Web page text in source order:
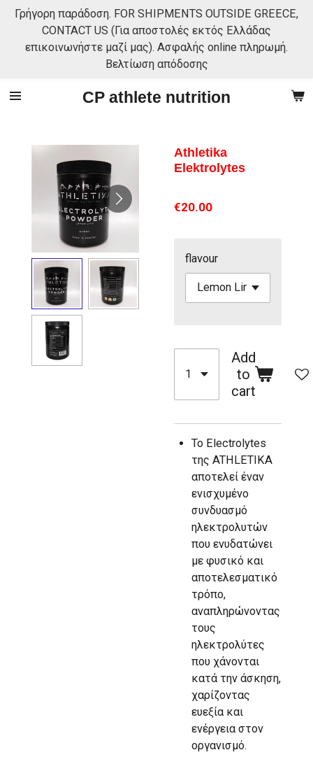
Skip
main
CP athlete nutrition
Γρήγορη παράδοση. FOR SHIPMENTS OUTSIDE GREECE,
CONTACT US (Για αποστολές εκτός Ελλάδας
επικοινωνήστε μαζί μας). Ασφαλής online πληρωμή.
Βελτίωση απόδοσης
Athletika
Elektrolytes
€20.00
flavour
Add
to
cart
Το Electrolytes
της ATHLETIKA
αποτελεί έναν
ενισχυμένο
συνδυασμό
ηλεκτρολυτών
που ενυδατώνει
με φυσικό και
αποτελεσματικό
τρόπο,
αναπληρώνοντας
τους
ηλεκτρολύτες
που χάνονται
κατά την άσκηση,
χαρίζοντας
ευεξία και
ενέργεια στον
οργανισμό.